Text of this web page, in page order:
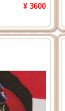
¥ 3600